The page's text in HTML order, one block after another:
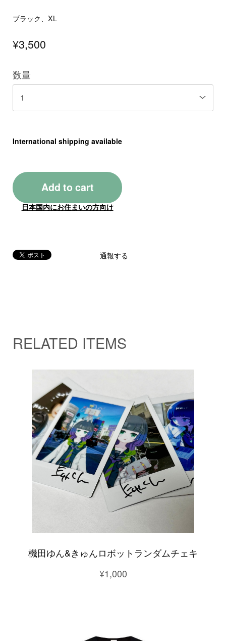
ブラック、XL
¥3,500
数量
International shipping available
Add to cart
日本国内にお住まいの方向け
通報する
RELATED ITEMS
機田ゆん&きゅんロボットランダムチェキ
¥1,000